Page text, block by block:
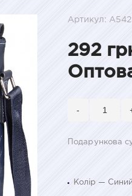
Артикул:
292
-
Подарункова
Колір —